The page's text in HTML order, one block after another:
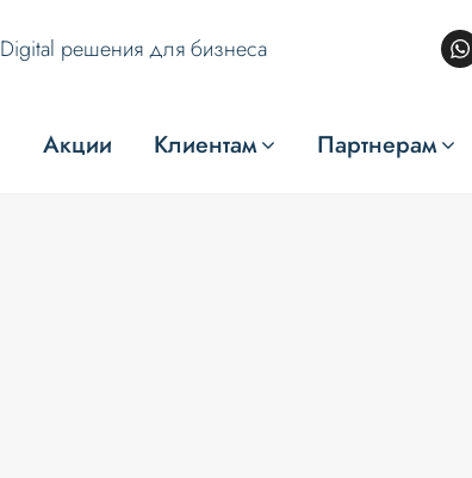
Digital решения для бизнеса
Акции Клиентам Партнерам